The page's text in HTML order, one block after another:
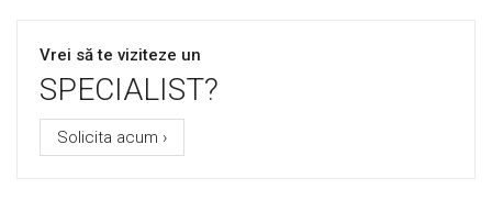
Vrei să te viziteze un
SPECIALIST?
Solicita acum ›